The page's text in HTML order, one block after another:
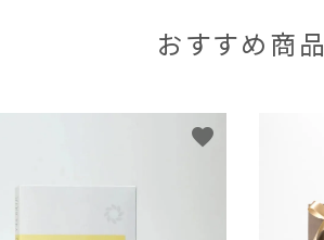
おすすめ商品
favorite